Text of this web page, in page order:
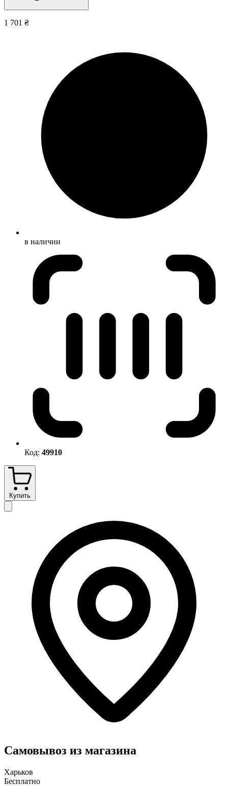
1 701 ₴
в наличии
Код: 49910
Купить
Самовывоз из магазина
Харьков
Бесплатно